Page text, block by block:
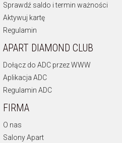
Sprawdź saldo i termin ważności
Aktywuj kartę
Regulamin
APART DIAMOND CLUB
Dołącz do ADC przez WWW
Aplikacja ADC
Regulamin ADC
FIRMA
O nas
Salony Apart